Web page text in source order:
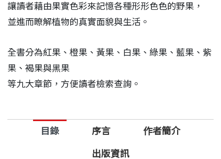
讓讀者藉由果實色彩來記憶各種形形色色的野果，
並進而瞭解植物的真實面貌與生活。
全書分為紅果、橙果、黃果、白果、綠果、藍果、紫
果、褐果與黑果
等九大章節，方便讀者檢索查詢。
目錄 序言 作者簡介
出版資訊